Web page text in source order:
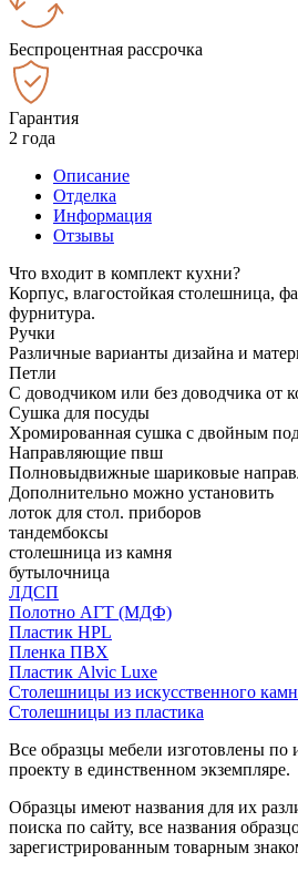
Беспроцентная рассрочка
Гарантия
2 года
Описание
Отделка
Информация
Отзывы
Что входит в комплект кухни?
Корпус, влагостойкая столешница,
фурнитура.
Ручки
Различные варианты дизайна и
Петли
С доводчиком или без доводчика от
Сушка для посуды
Хромированная сушка с двойным
Направляющие пвш
Полновыдвижные шариковые
Дополнительно можно установить
лоток для стол. приборов
тандембоксы
столешница из камня
бутылочница
ЛДСП
Полотно АГТ (МДФ)
Пластик HPL
Пленка ПВХ
Пластик Alvic Luxe
Столешницы из искусственного
Столешницы из пластика
Все образцы мебели изготовлены по
проекту в единственном экземпляре.
Образцы имеют названия для их
поиска по сайту, все названия
зарегистрированным товарным